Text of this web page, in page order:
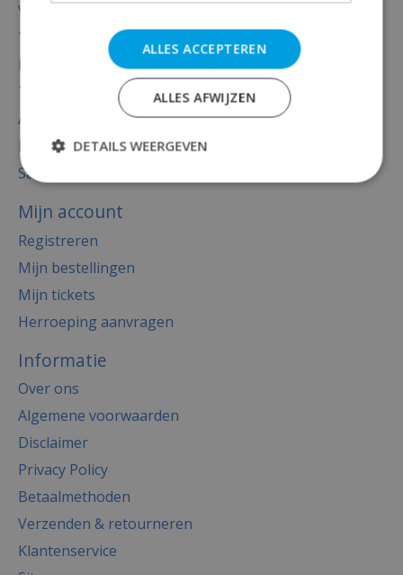
Versiering
Totaal thema feest
Decoratie
Thema's
Accessoires
Baby versiering luxe
Sale
Mijn account
Registreren
Mijn bestellingen
Mijn tickets
Herroeping aanvragen
Informatie
Over ons
Algemene voorwaarden
Disclaimer
Privacy Policy
Betaalmethoden
Verzenden & retourneren
Klantenservice
ALLES ACCEPTEREN
ALLES AFWIJZEN
DETAILS WEERGEVEN